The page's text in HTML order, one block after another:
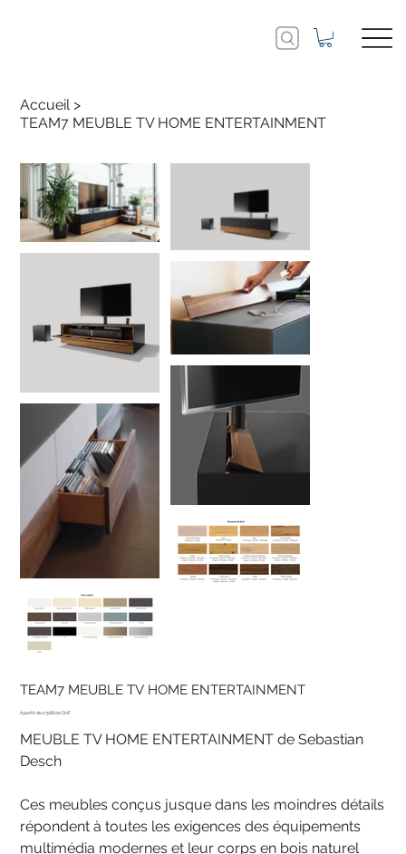
Accueil >
TEAM7 MEUBLE TV HOME ENTERTAINMENT
TEAM7 MEUBLE TV HOME ENTERTAINMENT
Prix 2'568.00 CHF
MEUBLE TV HOME ENTERTAINMENT de Sebastian
Desch
Ces meubles conçus jusque dans les moindres détails
répondent à toutes les exigences des équipements
multimédia modernes et leur corps en bois naturel